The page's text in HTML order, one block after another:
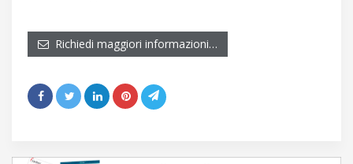
Richiedi maggiori informazioni…